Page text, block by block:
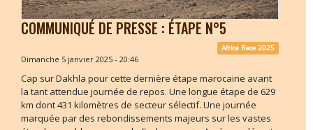
COMMUNIQUÉ DE PRESSE : ÉTAPE N°5
Africa Race 2025
Dimanche 5 janvier 2025 - 20:46
Cap sur Dakhla pour cette dernière étape marocaine avant
la tant attendue journée de repos. Une longue étape de 629
km dont 431 kilomètres de secteur sélectif. Une journée
marquée par des rebondissements majeurs sur les vastes